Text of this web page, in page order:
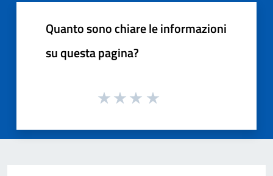
Quanto sono chiare le informazioni
su questa pagina?